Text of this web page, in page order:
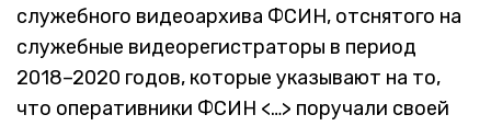
служебного видеоархива ФСИН, отснятого на
служебные видеорегистраторы в период
2018–2020 годов, которые указывают на то,
что оперативники ФСИН <…> поручали своей